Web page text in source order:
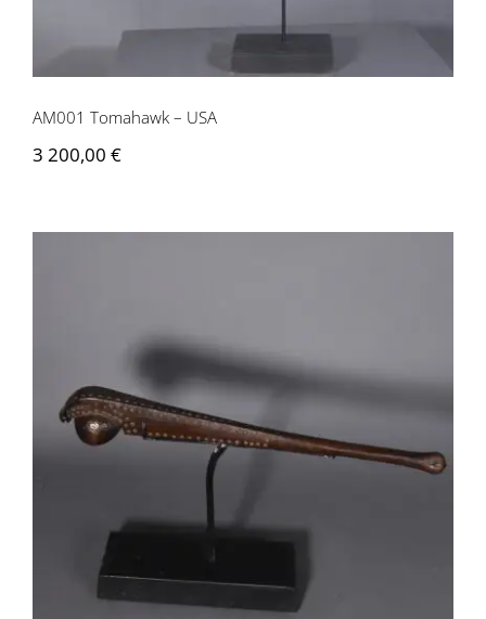
AM001 Tomahawk – USA
3 200,00 €
AM002 War club ou Casse-tête – USA